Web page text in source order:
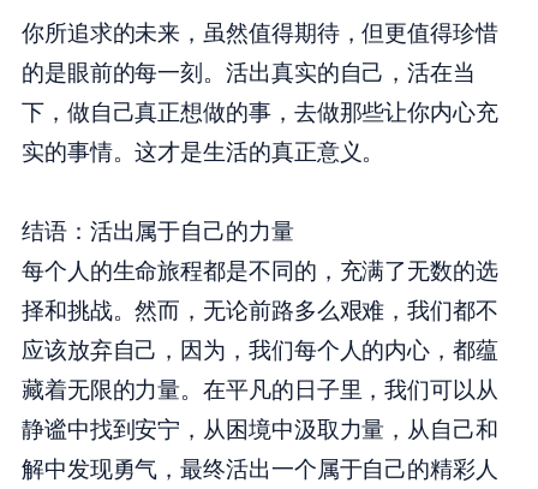
你所追求的未来，虽然值得期待，但更值得珍惜
的是眼前的每一刻。活出真实的自己，活在当
下，做自己真正想做的事，去做那些让你内心充
实的事情。这才是生活的真正意义。
结语：活出属于自己的力量
每个人的生命旅程都是不同的，充满了无数的选
择和挑战。然而，无论前路多么艰难，我们都不
应该放弃自己，因为，我们每个人的内心，都蕴
藏着无限的力量。在平凡的日子里，我们可以从
静谧中找到安宁，从困境中汲取力量，从自己和
解中发现勇气，最终活出一个属于自己的精彩人